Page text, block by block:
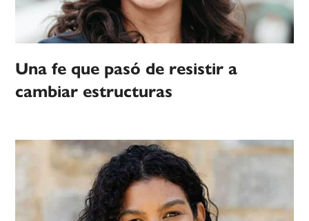
Una fe que pasó de resistir a
cambiar estructuras